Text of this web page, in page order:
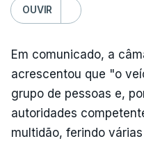
OUVIR
Em comunicado, a
acrescentou que "o
grupo de pessoas e,
autoridades
multidão, ferindo